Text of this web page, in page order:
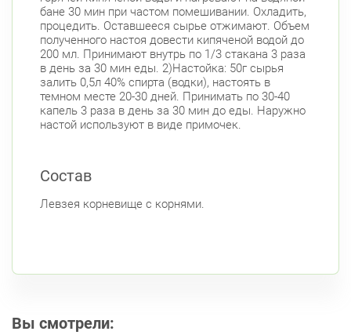
бане 30 мин при частом помешивании. Охладить,
процедить. Оставшееся сырье отжимают. Объем
полученного настоя довести кипяченой водой до
200 мл. Принимают внутрь по 1/3 стакана 3 раза
в день за 30 мин еды. 2)Настойка: 50г сырья
залить 0,5л 40% спирта (водки), настоять в
темном месте 20-30 дней. Принимать по 30-40
капель 3 раза в день за 30 мин до еды. Наружно
настой используют в виде примочек.
Состав
Левзея корневище с корнями.
Вы смотрели: